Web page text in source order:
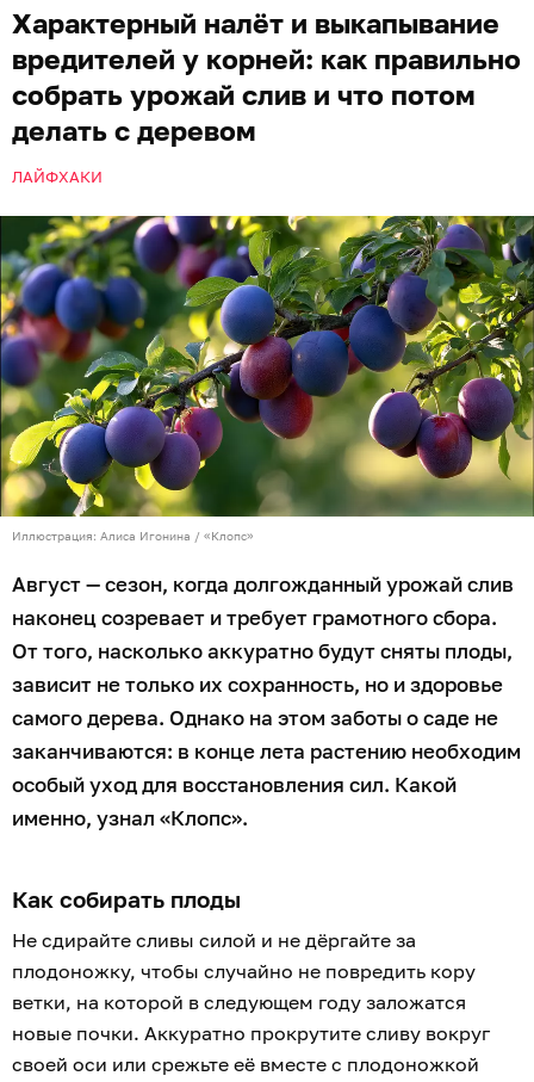
Характерный налёт и выкапывание
вредителей у корней: как правильно
собрать урожай слив и что потом
делать с деревом
ЛАЙФХАКИ
Иллюстрация: Алиса Игонина / «Клопс»
Август — сезон, когда долгожданный урожай слив
наконец созревает и требует грамотного сбора.
От того, насколько аккуратно будут сняты плоды,
зависит не только их сохранность, но и здоровье
самого дерева. Однако на этом заботы о саде не
заканчиваются: в конце лета растению необходим
особый уход для восстановления сил. Какой
именно, узнал «Клопс».
Как собирать плоды
Не сдирайте сливы силой и не дёргайте за
плодоножку, чтобы случайно не повредить кору
ветки, на которой в следующем году заложатся
новые почки. Аккуратно прокрутите сливу вокруг
своей оси или срежьте её вместе с плодоножкой